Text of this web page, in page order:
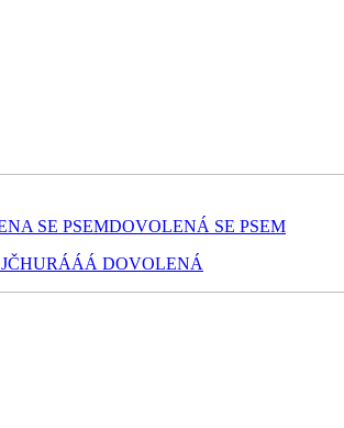
DOVOLENÁ SE PSEM
HURÁÁÁ DOVOLENÁ